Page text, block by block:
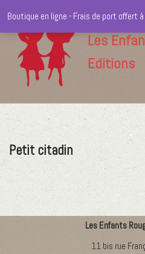
Aller
contenu
Les
Editions
Petit citadin
Les Enfants
11 bis rue
Boutique en ligne - Frais de port offert